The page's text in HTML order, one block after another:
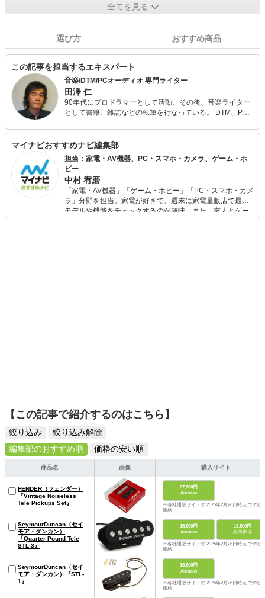
全てを見る
選び方 おすすめ商品
この記事を担当するエキスパート
音楽/DTM/PCオーディオ 専門ライター
田澤 仁
90年代にプロドラマーとして活動、その後、音楽ライター
として書籍、雑誌などの執筆を行なっている。 DTM、PC
本語マニュアル制作など多数。 Webでは2007年～2009年
までサイトAll Aboutで「ロック」のガイドを務めたほか、
音楽情報サイトBARKSでは国内外の数多くの有名アーティ
ストのインタビュー、ライブ取材などを行なっている。 得
意分野はAOR、ハードロック、フュージョン、80年代。
マイナビおすすめナビ編集部
担当：家電・AV機器、PC・スマホ・カメラ、ゲーム・ホ
ビー
中村 宥磨
「家電・AV機器」「ゲーム・ホビー」「PC・スマホ・カメ
ラ」分野を担当。家電が好きで、週末に家電量販店で最新
モデルや機能をチェックするのが趣味。また、友人とゲー
ムを楽しみながら、新作タイトルやイベント情報もいち早
【この記事で紹介するのはこちら】
絞り込み
絞り込み解除
編集部のおすすめ順
価格の安い順
商品名 画像 購入サイト
FENDER（フェンダー）
『Vintage Noiseless
Tele Pickups Set』
27,800円
Amazon
※各社通販サイトの 2025年2月26日時点 での税
価格
SeymourDuncan（セイ
モア・ダンカン）
『Quarter Pound Tele
STL-3』
15,800円
Amazon
16,500円
楽天市場
※各社通販サイトの 2025年2月26日時点 での税
価格
SeymourDuncan（セイ
モア・ダンカン）『STL-
1』
16,500円
Amazon
※各社通販サイトの 2025年2月26日時点 での税
価格